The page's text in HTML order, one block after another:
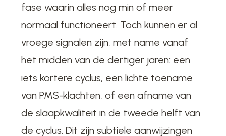
fase waarin alles nog min of meer
normaal functioneert. Toch kunnen er al
vroege signalen zijn, met name vanaf
het midden van de dertiger jaren: een
iets kortere cyclus, een lichte toename
van PMS-klachten, of een afname van
de slaapkwaliteit in de tweede helft van
de cyclus. Dit zijn subtiele aanwijzingen